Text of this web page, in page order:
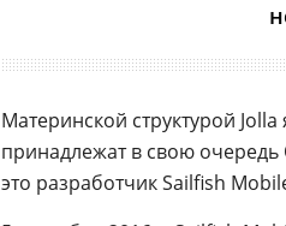
Материнской структурой Jolla
принадлежат в свою
это разработчик Sailfish